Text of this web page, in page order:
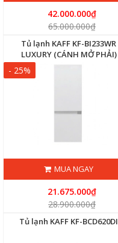
42.000.000₫
65.000.000₫
Tủ lạnh KAFF KF-BI233WR
LUXURY (CÁNH MỞ PHẢI)
- 25%
MUA NGAY
21.675.000₫
28.900.000₫
Tủ lạnh KAFF KF-BCD620DI